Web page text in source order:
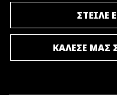
ΣΤΕΙΛΕ
ΚΑΛΕΣΕ ΜΑΣ